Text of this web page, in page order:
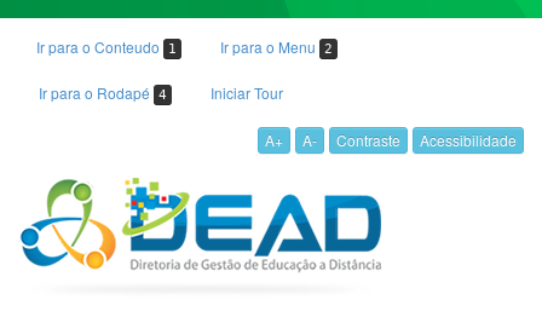
Ir para o Conteudo 1 Ir para o Menu 2
Ir para o Rodapé 4 Iniciar Tour
A+ A- Contraste Acessibilidade